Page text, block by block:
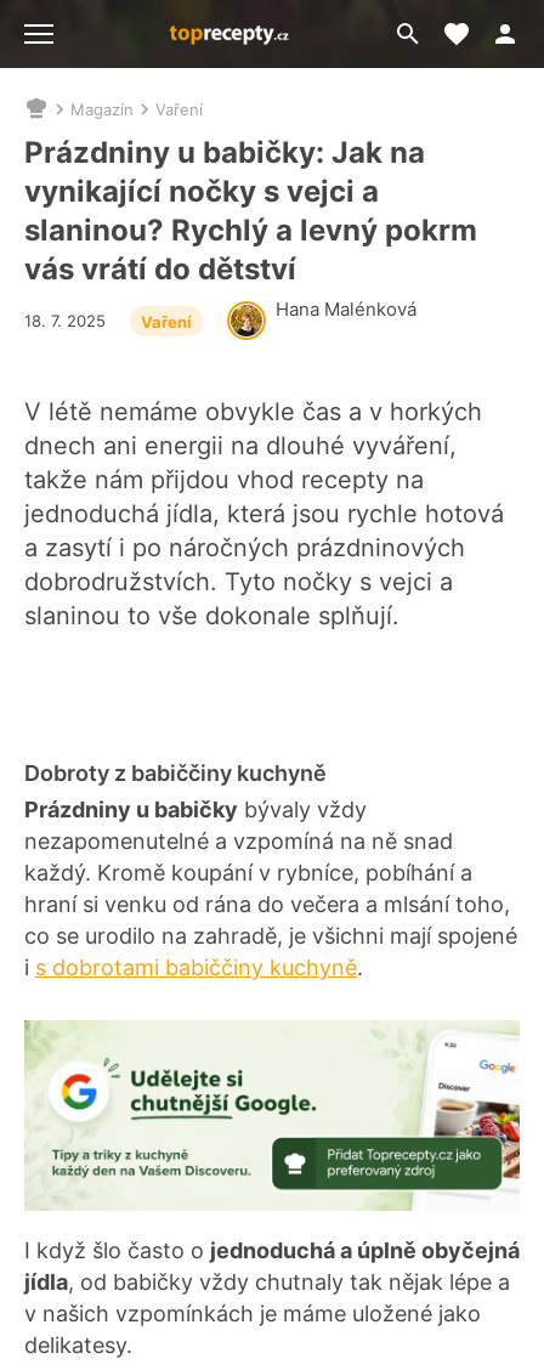
Přejít
na
Moje
Nacházíte
se
zde:
Magazín Vaření
Prázdniny u babičky: Jak na
vynikající nočky s vejci a
slaninou? Rychlý a levný pokrm
vás vrátí do dětství
Hana Malénková
18. 7. 2025 Vaření
V létě nemáme obvykle čas a v horkých
dnech ani energii na dlouhé vyváření,
takže nám přijdou vhod recepty na
jednoduchá jídla, která jsou rychle hotová
a zasytí i po náročných prázdninových
dobrodružstvích. Tyto nočky s vejci a
slaninou to vše dokonale splňují.
Dobroty z babiččiny kuchyně
Prázdniny u babičky bývaly vždy
nezapomenutelné a vzpomíná na ně snad
každý. Kromě koupání v rybníce, pobíhání a
hraní si venku od rána do večera a mlsání toho,
co se urodilo na zahradě, je všichni mají spojené
i s dobrotami babiččiny kuchyně.
I když šlo často o jednoduchá a úplně obyčejná
jídla, od babičky vždy chutnaly tak nějak lépe a
v našich vzpomínkách je máme uložené jako
delikatesy.